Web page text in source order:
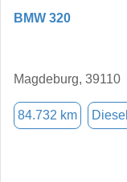
BMW 320
Magdeburg, 39110
84.732 km Diesel